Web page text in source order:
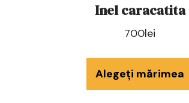
Inel caracatita
700lei
Alegeți mărimea